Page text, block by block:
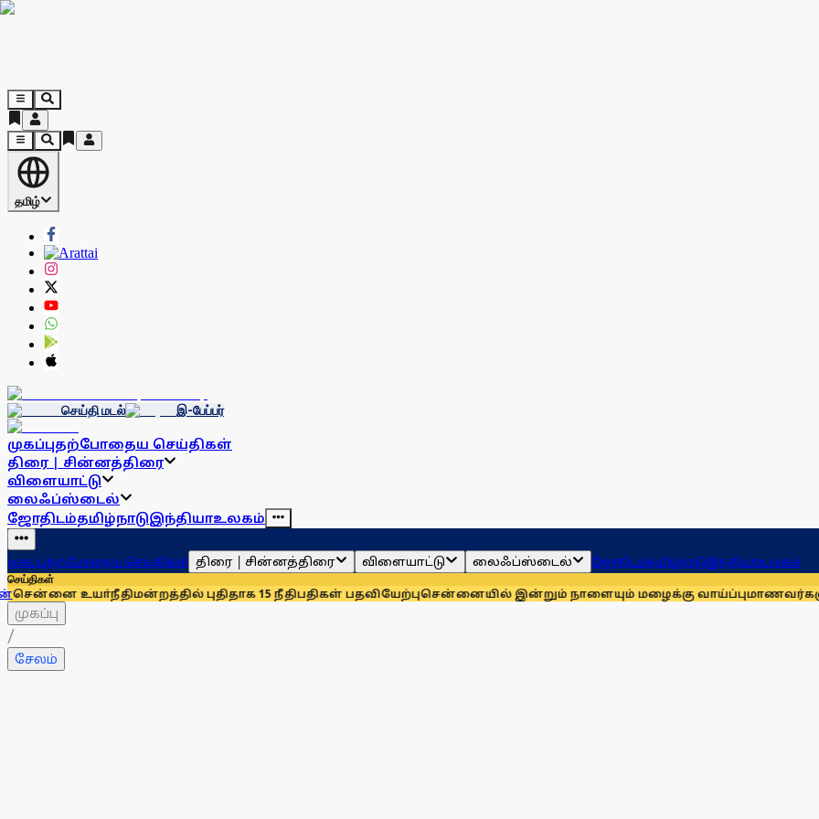
தமிழ்
செய்தி மடல் இ-பேப்பர்
முகப்புதற்போதைய செய்திகள்
திரை | சின்னத்திரை
விளையாட்டு
லைஃப்ஸ்டைல்
ஜோதிடம்தமிழ்நாடுஇந்தியாஉலகம்
முகப்புதற்போதைய செய்திகள் திரை | சின்னத்திரை விளையாட்டு லைஃப்ஸ்டைல் ஜோதிடம்தமிழ்நாடுஇந்தியாஉலகம்
செய்திகள்
புதிதாக 15 நீதிபதிகள் பதவியேற்புசென்னையில் இன்றும் நாளையும் மழைக்கு வாய்ப்புமாணவர்களுக்காக
முகப்பு
/
சேலம்